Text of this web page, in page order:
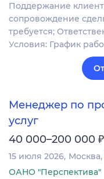
Поддержание
сопровождение
требуется;
Условия: График
Менеджер по
услуг
40 000–200 000 ₽
15 июля 2026 Москва
ОАНО "Перспектива"